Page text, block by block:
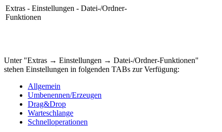
Extras - Einstellungen - Datei-/Ordner-
Funktionen
Unter "Extras → Einstellungen → Datei-/Ordner-Funktionen"
stehen Einstellungen in folgenden TABs zur Verfügung:
Allgemein
Umbenennen/Erzeugen
Drag&Drop
Warteschlange
Schnelloperationen